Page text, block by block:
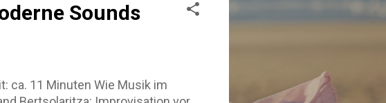
Sounds
ca. 11 Minuten Wie Musik im